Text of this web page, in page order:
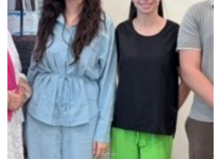
ARTIKEL